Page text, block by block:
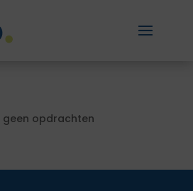
geen opdrachten